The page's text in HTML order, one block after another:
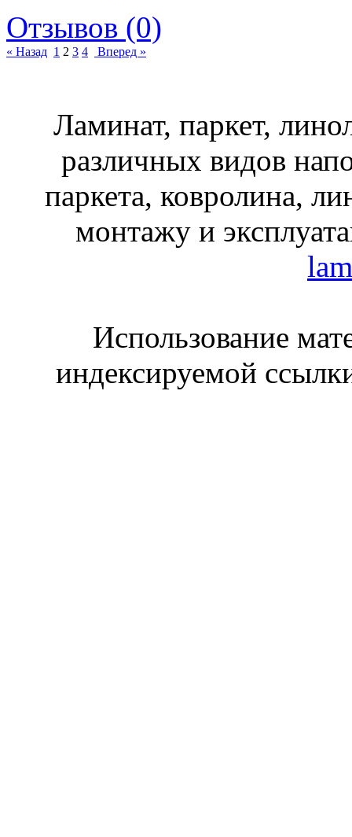
Отзывов (0)
« Назад 1 2 3 4 Вперед »
Ламинат, паркет,
различных видов
паркета, ковролина,
монтажу и
Использование
индексируемой